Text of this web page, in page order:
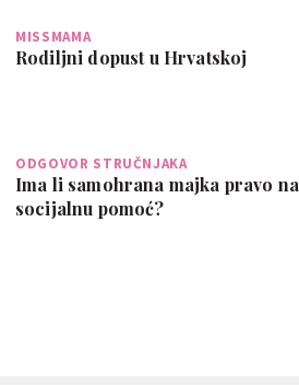
MISSMAMA
Rodiljni dopust u Hrvatskoj
ODGOVOR STRUČNJAKA
Ima li samohrana majka pravo na
socijalnu pomoć?